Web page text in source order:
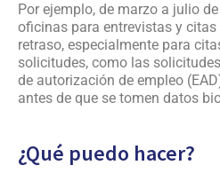
Por ejemplo, de marzo a julio
oficinas para entrevistas y
retraso, especialmente para
solicitudes, como las
de autorización de empleo
antes de que se tomen datos
¿Qué puedo hacer?